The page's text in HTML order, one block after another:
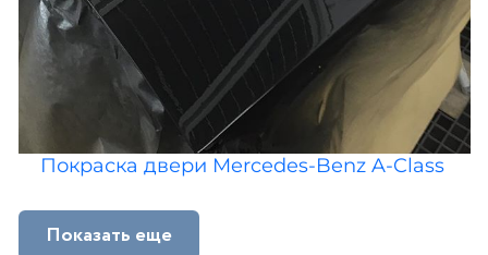
Покраска двери Mercedes-Benz A-Class
Показать еще